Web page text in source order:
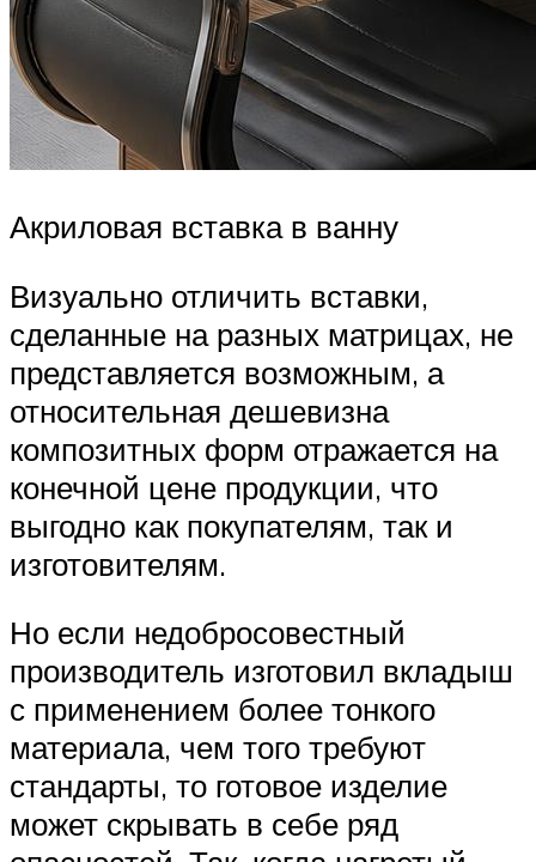
Акриловая вставка в ванну
Визуально отличить вставки,
сделанные на разных матрицах, не
представляется возможным, а
относительная дешевизна
композитных форм отражается на
конечной цене продукции, что
выгодно как покупателям, так и
изготовителям.
Но если недобросовестный
производитель изготовил вкладыш
с применением более тонкого
материала, чем того требуют
стандарты, то готовое изделие
может скрывать в себе ряд